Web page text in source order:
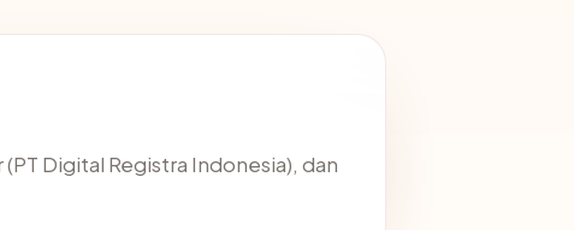
Digital Registra Indonesia), dan